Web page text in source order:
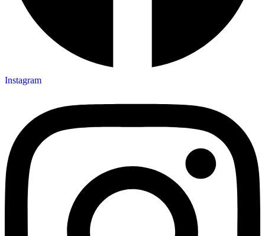
Instagram